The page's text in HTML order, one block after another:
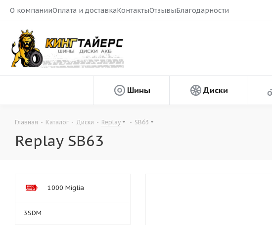
О компанииОплата и доставкаКонтактыОтзывыБлагодарности
Шины Диски
Главная - Каталог - Диски - Replay - SB63
Replay SB63
1000 Miglia
3SDM